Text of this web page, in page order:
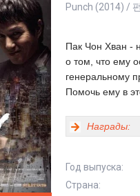
Punch (2014) /
Пак Чон Хван -
о том, что ему
генеральному
Помочь ему в
Награды:
Год выпуска:
Страна: